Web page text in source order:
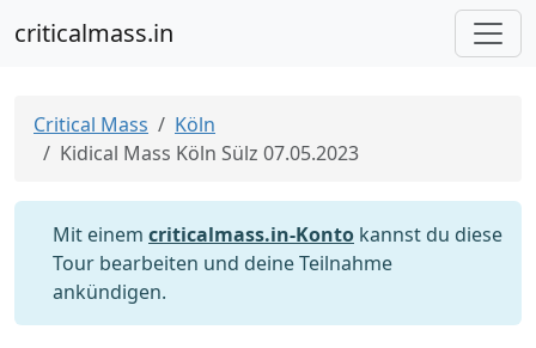
criticalmass.in
Critical Mass
Köln
Kidical Mass Köln Sülz 07.05.2023
Mit einem criticalmass.in-Konto kannst du diese
Tour bearbeiten und deine Teilnahme
ankündigen.